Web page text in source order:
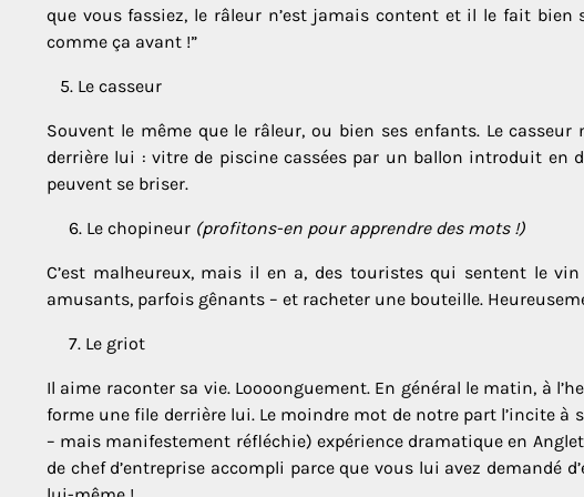
que vous fassiez, le râleur n’est jamais content et il le fait bien
comme ça avant !”
5. Le casseur
Souvent le même que le râleur, ou bien ses enfants. Le
derrière lui : vitre de piscine cassées par un ballon introduit en
peuvent se briser.
6. Le chopineur (profitons-en pour apprendre des mots !)
C’est malheureux, mais il en a, des touristes qui sentent le
amusants, parfois gênants – et racheter une bouteille.
7. Le griot
Il aime raconter sa vie. Loooonguement. En général le matin, à
forme une file derrière lui. Le moindre mot de notre part l’incite
– mais manifestement réfléchie) expérience dramatique en
de chef d’entreprise accompli parce que vous lui avez